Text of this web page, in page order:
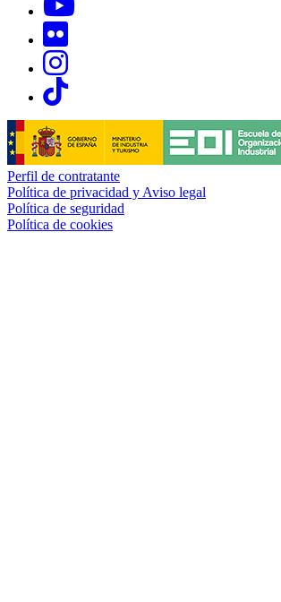
Links, Opens in this window
Links, Opens in this window
Links, Opens in this window
Perfil de contratante
Política de privacidad y Aviso legal
Política de seguridad
Política de cookies